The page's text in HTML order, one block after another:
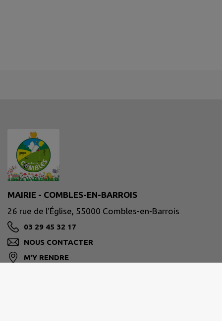
MAIRIE - COMBLES-EN-BARROIS
26 rue de l'Église, 55000 Combles-en-Barrois
03 29 45 32 17
NOUS CONTACTER
M'Y RENDRE